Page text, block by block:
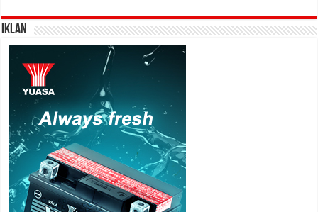
IKLAN